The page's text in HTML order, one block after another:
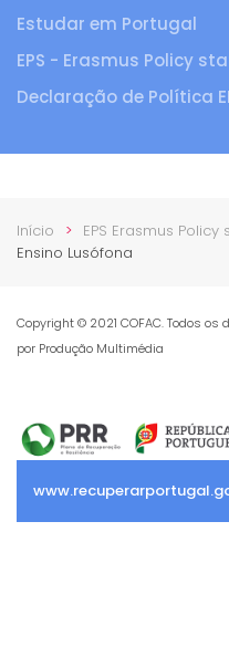
Estudar em Portugal
EPS - Erasmus Policy
Declaração de Política
Início EPS Erasmus
Ensino Lusófona
Copyright © 2021 COFAC. Todos
por Produção Multimédia